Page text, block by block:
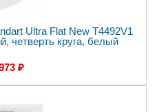
Ultra Flat New T4492V1
четверть круга, белый
₽